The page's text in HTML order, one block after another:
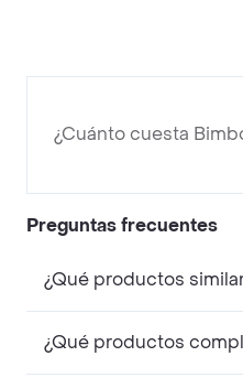
¿Cuánto cuesta
Preguntas frecuentes
¿Qué productos
¿Qué productos